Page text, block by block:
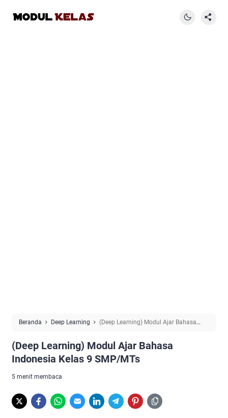
Beranda Deep Learning
(Deep Learning) Modul Ajar Bahasa
(Deep Learning) Modul Ajar Bahasa
Indonesia Kelas 9 SMP/MTs
5 menit membaca